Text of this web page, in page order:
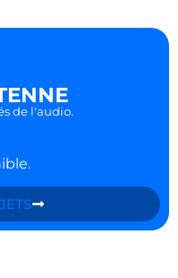
de l'audio.